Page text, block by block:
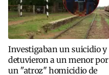
Investigaban un suicidio y
detuvieron a un menor por
un "atroz" homicidio de